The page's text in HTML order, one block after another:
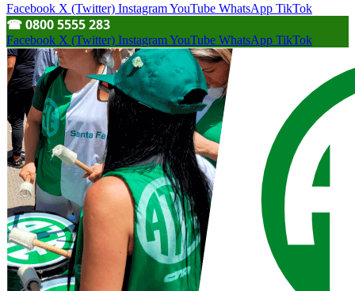
Facebook X (Twitter) InstagramYouTube WhatsApp TikTok
☎︎ 0800 5555 283
Facebook X (Twitter) InstagramYouTube WhatsApp TikTok